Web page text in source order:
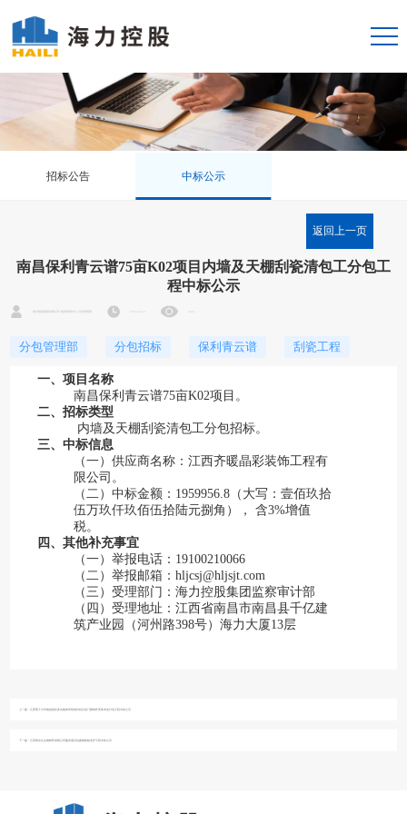
招标公告 中标公示
返回上一页
南昌保利青云谱75亩K02项目内墙及天棚刮瓷清包工分包工
程中标公示
分包管理部 分包招标 保利青云谱 刮瓷工程
一、项目名称
南昌保利青云谱75亩K02项目 。
二、招标类型
内墙及天棚刮瓷清包工分包招标。
三、中标信息
（一）供应商名称：江西齐暖晶彩装饰工程有
限公司。
（二）中标金额：1959956.8（大写：壹佰玖拾
伍万玖仟玖佰伍拾陆元捌角）
， 含3%增值
税。
四、其他补充事宜
（一）举报电话：19100210066
（二）举报邮箱：hljcsj@hljsjt.com
（三）受理部门：海力控股集团监察审计部
（四）受理地址：江西省南昌市南昌县千亿建
筑产业园（河州路398号）海力大厦13层
上一篇： 江西理工大学南昌校区多功能体育馆项目铝合金门窗制作安装专业分包工程中标公示
下一篇： 江西泰吉立生物制药有限公司建设项目拉森钢板桩支护工程中标公示